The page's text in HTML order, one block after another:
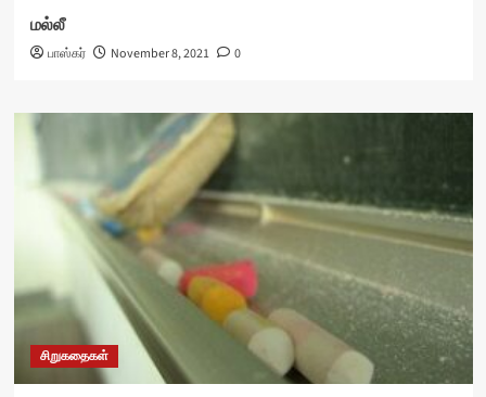
மல்லீ
பாஸ்கர் November 8, 2021 0
சிறுகதைகள்